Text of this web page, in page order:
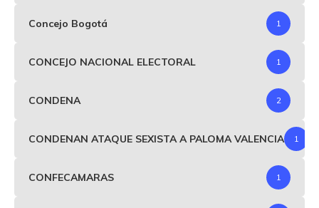
Concejo Bogotá 1
CONCEJO NACIONAL ELECTORAL 1
CONDENA 2
CONDENAN ATAQUE SEXISTA A PALOMA VALENCIA 1
CONFECAMARAS 1